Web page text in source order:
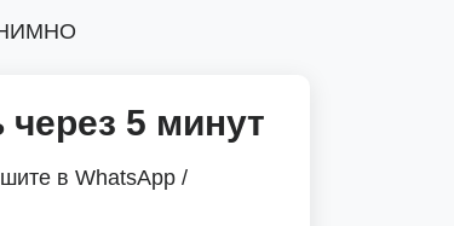
5 минут
в WhatsApp /